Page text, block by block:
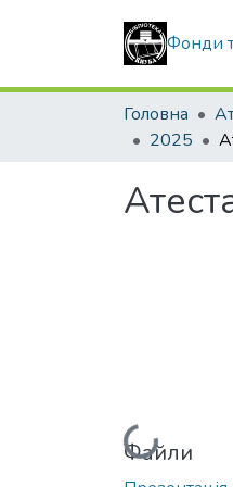
Фонди
Головна
2025
Вантажиться...
Файли